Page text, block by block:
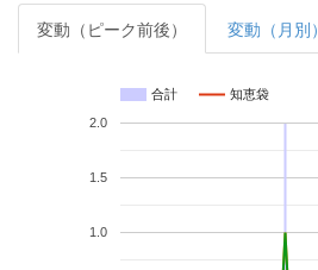
変動（ピーク前後） 変動（月別）
合計 知恵袋
1.0
1.5
2.0